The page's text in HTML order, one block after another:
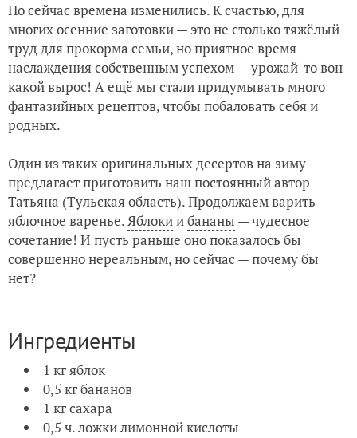
Но сейчас времена изменились. К счастью, для
многих осенние заготовки — это не столько тяжёлый
труд для прокорма семьи, но приятное время
наслаждения собственным успехом — урожай-то вон
какой вырос! А ещё мы стали придумывать много
фантазийных рецептов, чтобы побаловать себя и
родных.
Один из таких оригинальных десертов на зиму
предлагает приготовить наш постоянный автор
Татьяна (Тульская область). Продолжаем варить
яблочное варенье.Яблокиибананы — чудесное
сочетание! И пусть раньше оно показалось бы
совершенно нереальным, но сейчас — почему бы
нет?
Ингредиенты
1 кг яблок
0,5 кг бананов
1 кг сахара
0,5 ч. ложки лимонной кислоты